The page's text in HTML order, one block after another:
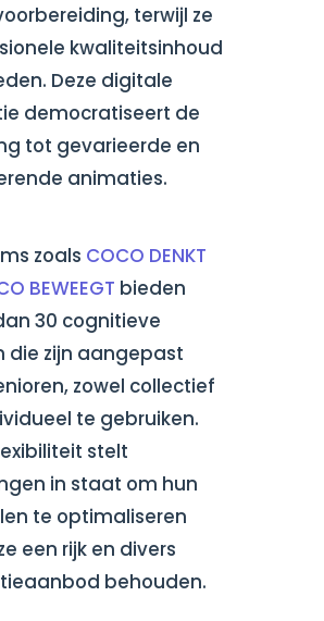
terwijl ze
kwaliteitsinhoud
Deze digitale
democratiseert de
tot gevarieerde en
animaties.
zoals COCO DENKT
BEWEEGT bieden
30 cognitieve
die zijn aangepast
zowel collectief
te gebruiken.
stelt
in staat om hun
te optimaliseren
een rijk en divers
behouden.